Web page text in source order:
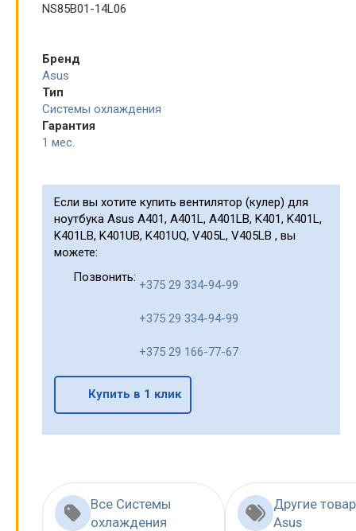
NS85B01-14L06
Бренд
Asus
Тип
Системы охлаждения
Гарантия
1 мес.
Если вы хотите купить вентилятор (кулер) для
ноутбука Asus A401, A401L, A401LB, K401, K401L,
K401LB, K401UB, K401UQ, V405L, V405LB , вы
можете:
Позвонить:
+375 29 334-94-99
+375 29 334-94-99
+375 29 166-77-67
Купить в 1 клик
Все Системы
охлаждения
Другие
Asus